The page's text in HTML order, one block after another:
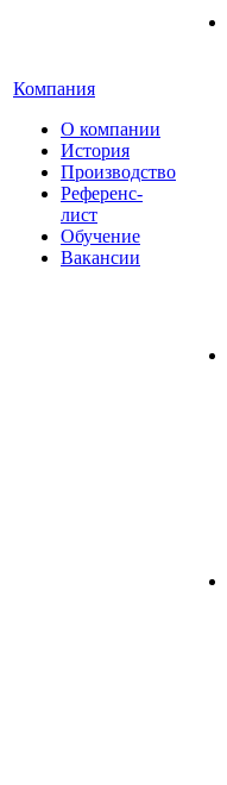
Компания
О компании
История
Производство
Референс-
лист
Обучение
Вакансии